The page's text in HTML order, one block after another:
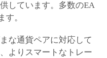
しています。多数のEA
す。
な通貨ペアに対応して
よりスマートなトレー